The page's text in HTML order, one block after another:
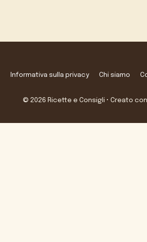
Informativa sulla privacy Chi siamo
© 2026 Ricette e Consigli • Creato con